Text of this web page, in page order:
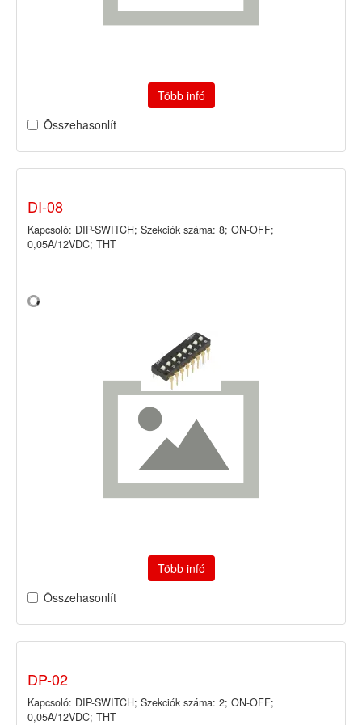
Több infó
Összehasonlít
DI-08
Kapcsoló: DIP-SWITCH; Szekciók száma: 8; ON-OFF;
0,05A/12VDC; THT
Több infó
Összehasonlít
DP-02
Kapcsoló: DIP-SWITCH; Szekciók száma: 2; ON-OFF;
0,05A/12VDC; THT